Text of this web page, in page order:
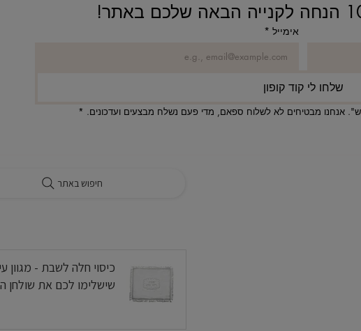
אימייל *
שלחו לי קוד קופון
אנחנו מבטיחים לא לשלוח ספאם, מדי פעם נשלח מבצעים ועדכונים. *
חיפוש באתר
כיסוי חלה לשבת - מגוון
שישלימו לכם את שולחן